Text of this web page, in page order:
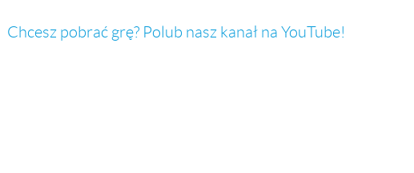
Chcesz pobrać grę? Polub nasz kanał na YouTube!